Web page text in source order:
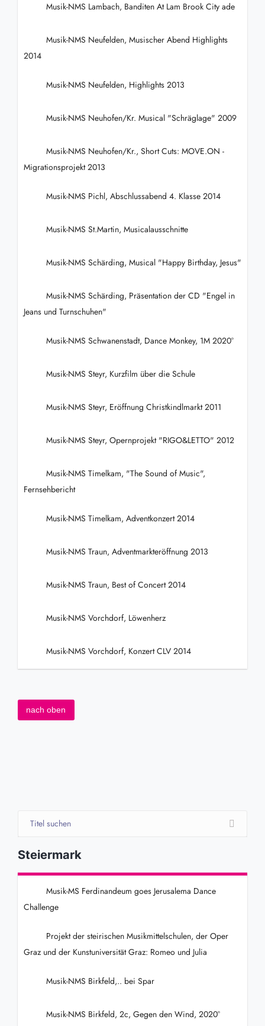
Musik-NMS Lambach, Banditen At Lam Brook City ade
Musik-NMS Neufelden, Musischer Abend Highlights
2014
Musik-NMS Neufelden, Highlights 2013
Musik-NMS Neuhofen/Kr. Musical "Schräglage" 2009
Musik-NMS Neuhofen/Kr., Short Cuts: MOVE.ON -
Migrationsprojekt 2013
Musik-NMS Pichl, Abschlussabend 4. Klasse 2014
Musik-NMS St.Martin, Musicalausschnitte
Musik-NMS Schärding, Musical "Happy Birthday, Jesus"
Musik-NMS Schärding, Präsentation der CD "Engel in
Jeans und Turnschuhen"
Musik-NMS Schwanenstadt, Dance Monkey, 1M 2020°
Musik-NMS Steyr, Kurzfilm über die Schule
Musik-NMS Steyr, Eröffnung Christkindlmarkt 2011
Musik-NMS Steyr, Opernprojekt "RIGO&LETTO" 2012
Musik-NMS Timelkam, "The Sound of Music",
Fernsehbericht
Musik-NMS Timelkam, Adventkonzert 2014
Musik-NMS Traun, Adventmarkteröffnung 2013
Musik-NMS Traun, Best of Concert 2014
Musik-NMS Vorchdorf, Löwenherz
Musik-NMS Vorchdorf, Konzert CLV 2014
nach oben
Steiermark
Musik-MS Ferdinandeum goes Jerusalema Dance
Challenge
Projekt der steirischen Musikmittelschulen, der Oper
Graz und der Kunstuniversität Graz: Romeo und Julia
Musik-NMS Birkfeld,.. bei Spar
Musik-NMS Birkfeld, 2c, Gegen den Wind, 2020°